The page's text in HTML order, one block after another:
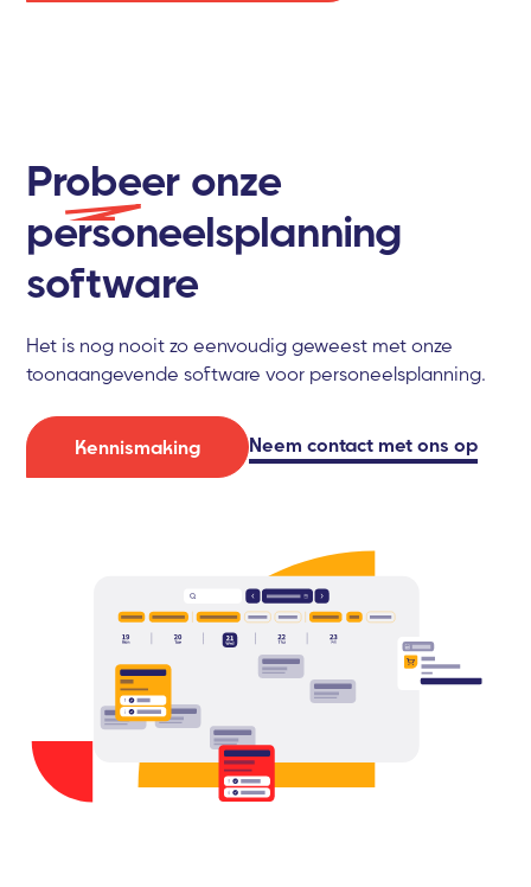
Probeer onze
personeelsplanning
software
Het is nog nooit zo eenvoudig geweest met onze
toonaangevende software voor personeelsplanning.
Kennismaking Neem contact met ons op